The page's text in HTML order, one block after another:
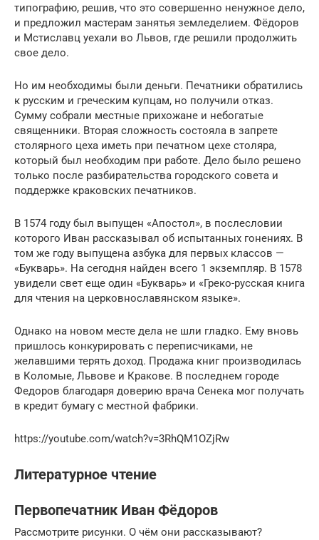
типографию, решив, что это совершенно ненужное дело,
и предложил мастерам занятья земледелием. Фёдоров
и Мстиславц уехали во Львов, где решили продолжить
свое дело.
Но им необходимы были деньги. Печатники обратились
к русским и греческим купцам, но получили отказ.
Сумму собрали местные прихожане и небогатые
священники. Вторая сложность состояла в запрете
столярного цеха иметь при печатном цехе столяра,
который был необходим при работе. Дело было решено
только после разбирательства городского совета и
поддержке краковских печатников.
В 1574 году был выпущен «Апостол», в послесловии
которого Иван рассказывал об испытанных гонениях. В
том же году выпущена азбука для первых классов —
«Букварь». На сегодня найден всего 1 экземпляр. В 1578
увидели свет еще один «Букварь» и «Греко-русская книга
для чтения на церковнославянском языке».
Однако на новом месте дела не шли гладко. Ему вновь
пришлось конкурировать с переписчиками, не
желавшими терять доход. Продажа книг производилась
в Коломые, Львове и Кракове. В последнем городе
Федоров благодаря доверию врача Сенека мог получать
в кредит бумагу с местной фабрики.
https://youtube.com/watch?v=3RhQM1OZjRw
Литературное чтение
Первопечатник Иван Фёдоров
Рассмотрите рисунки. О чём они рассказывают?